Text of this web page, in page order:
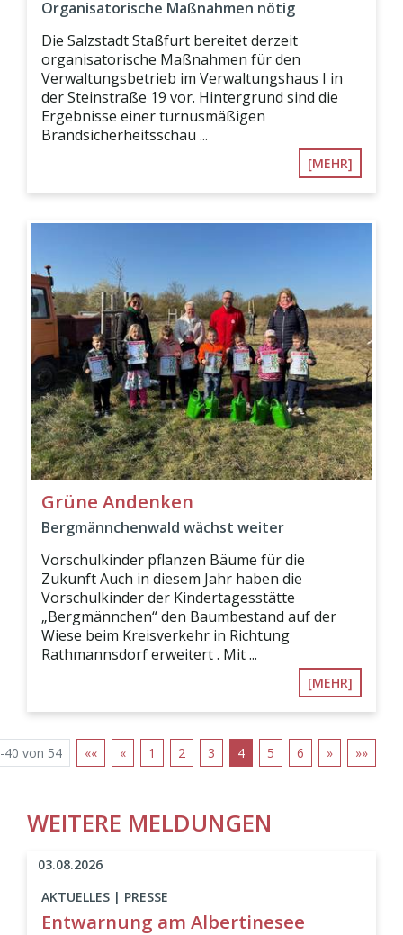
Organisatorische Maßnahmen nötig
Die Salzstadt Staßfurt bereitet derzeit
organisatorische Maßnahmen für den
Verwaltungsbetrieb im Verwaltungshaus I in
der Steinstraße 19 vor. Hintergrund sind die
Ergebnisse einer turnusmäßigen
Brandsicherheitsschau ...
[MEHR]
Grüne Andenken
Bergmännchenwald wächst weiter
Vorschulkinder pflanzen Bäume für die
Zukunft Auch in diesem Jahr haben die
Vorschulkinder der Kindertagesstätte
„Bergmännchen“ den Baumbestand auf der
Wiese beim Kreisverkehr in Richtung
Rathmannsdorf erweitert . Mit ...
[MEHR]
40 von 54 «« « 1 2 3 4 5 6 » »»
WEITERE MELDUNGEN
AKTUELLES | PRESSE
Entwarnung am Albertinesee
03.08.2026